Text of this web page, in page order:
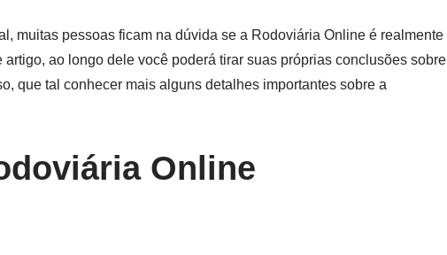
muitas pessoas ficam na dúvida se a Rodoviária Online é realmente
ao longo dele você poderá tirar suas próprias conclusões sobre
que tal conhecer mais alguns detalhes importantes sobre a
Online